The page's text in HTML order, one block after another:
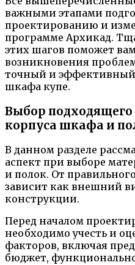
важными этапами
проектированию и
программе Архикад.
этих шагов поможет
возникновения
точный и эффективный
шкафа купе.
Выбор подходящего
корпуса шкафа и
В данном разделе
аспект при выборе
и полок. От
зависит как внешний
конструкции.
Перед началом
необходимо учесть и
факторов, включая
бюджет,